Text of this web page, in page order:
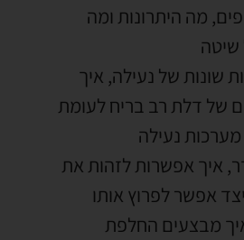
, מה היתרונות ומה
שיטה
שונות של נעילה, איך
של דלת רב בריח לעומת
נעילה
, איך אפשרות לזהות את
אפשר לפרוץ אותו
מבצעים החלפת